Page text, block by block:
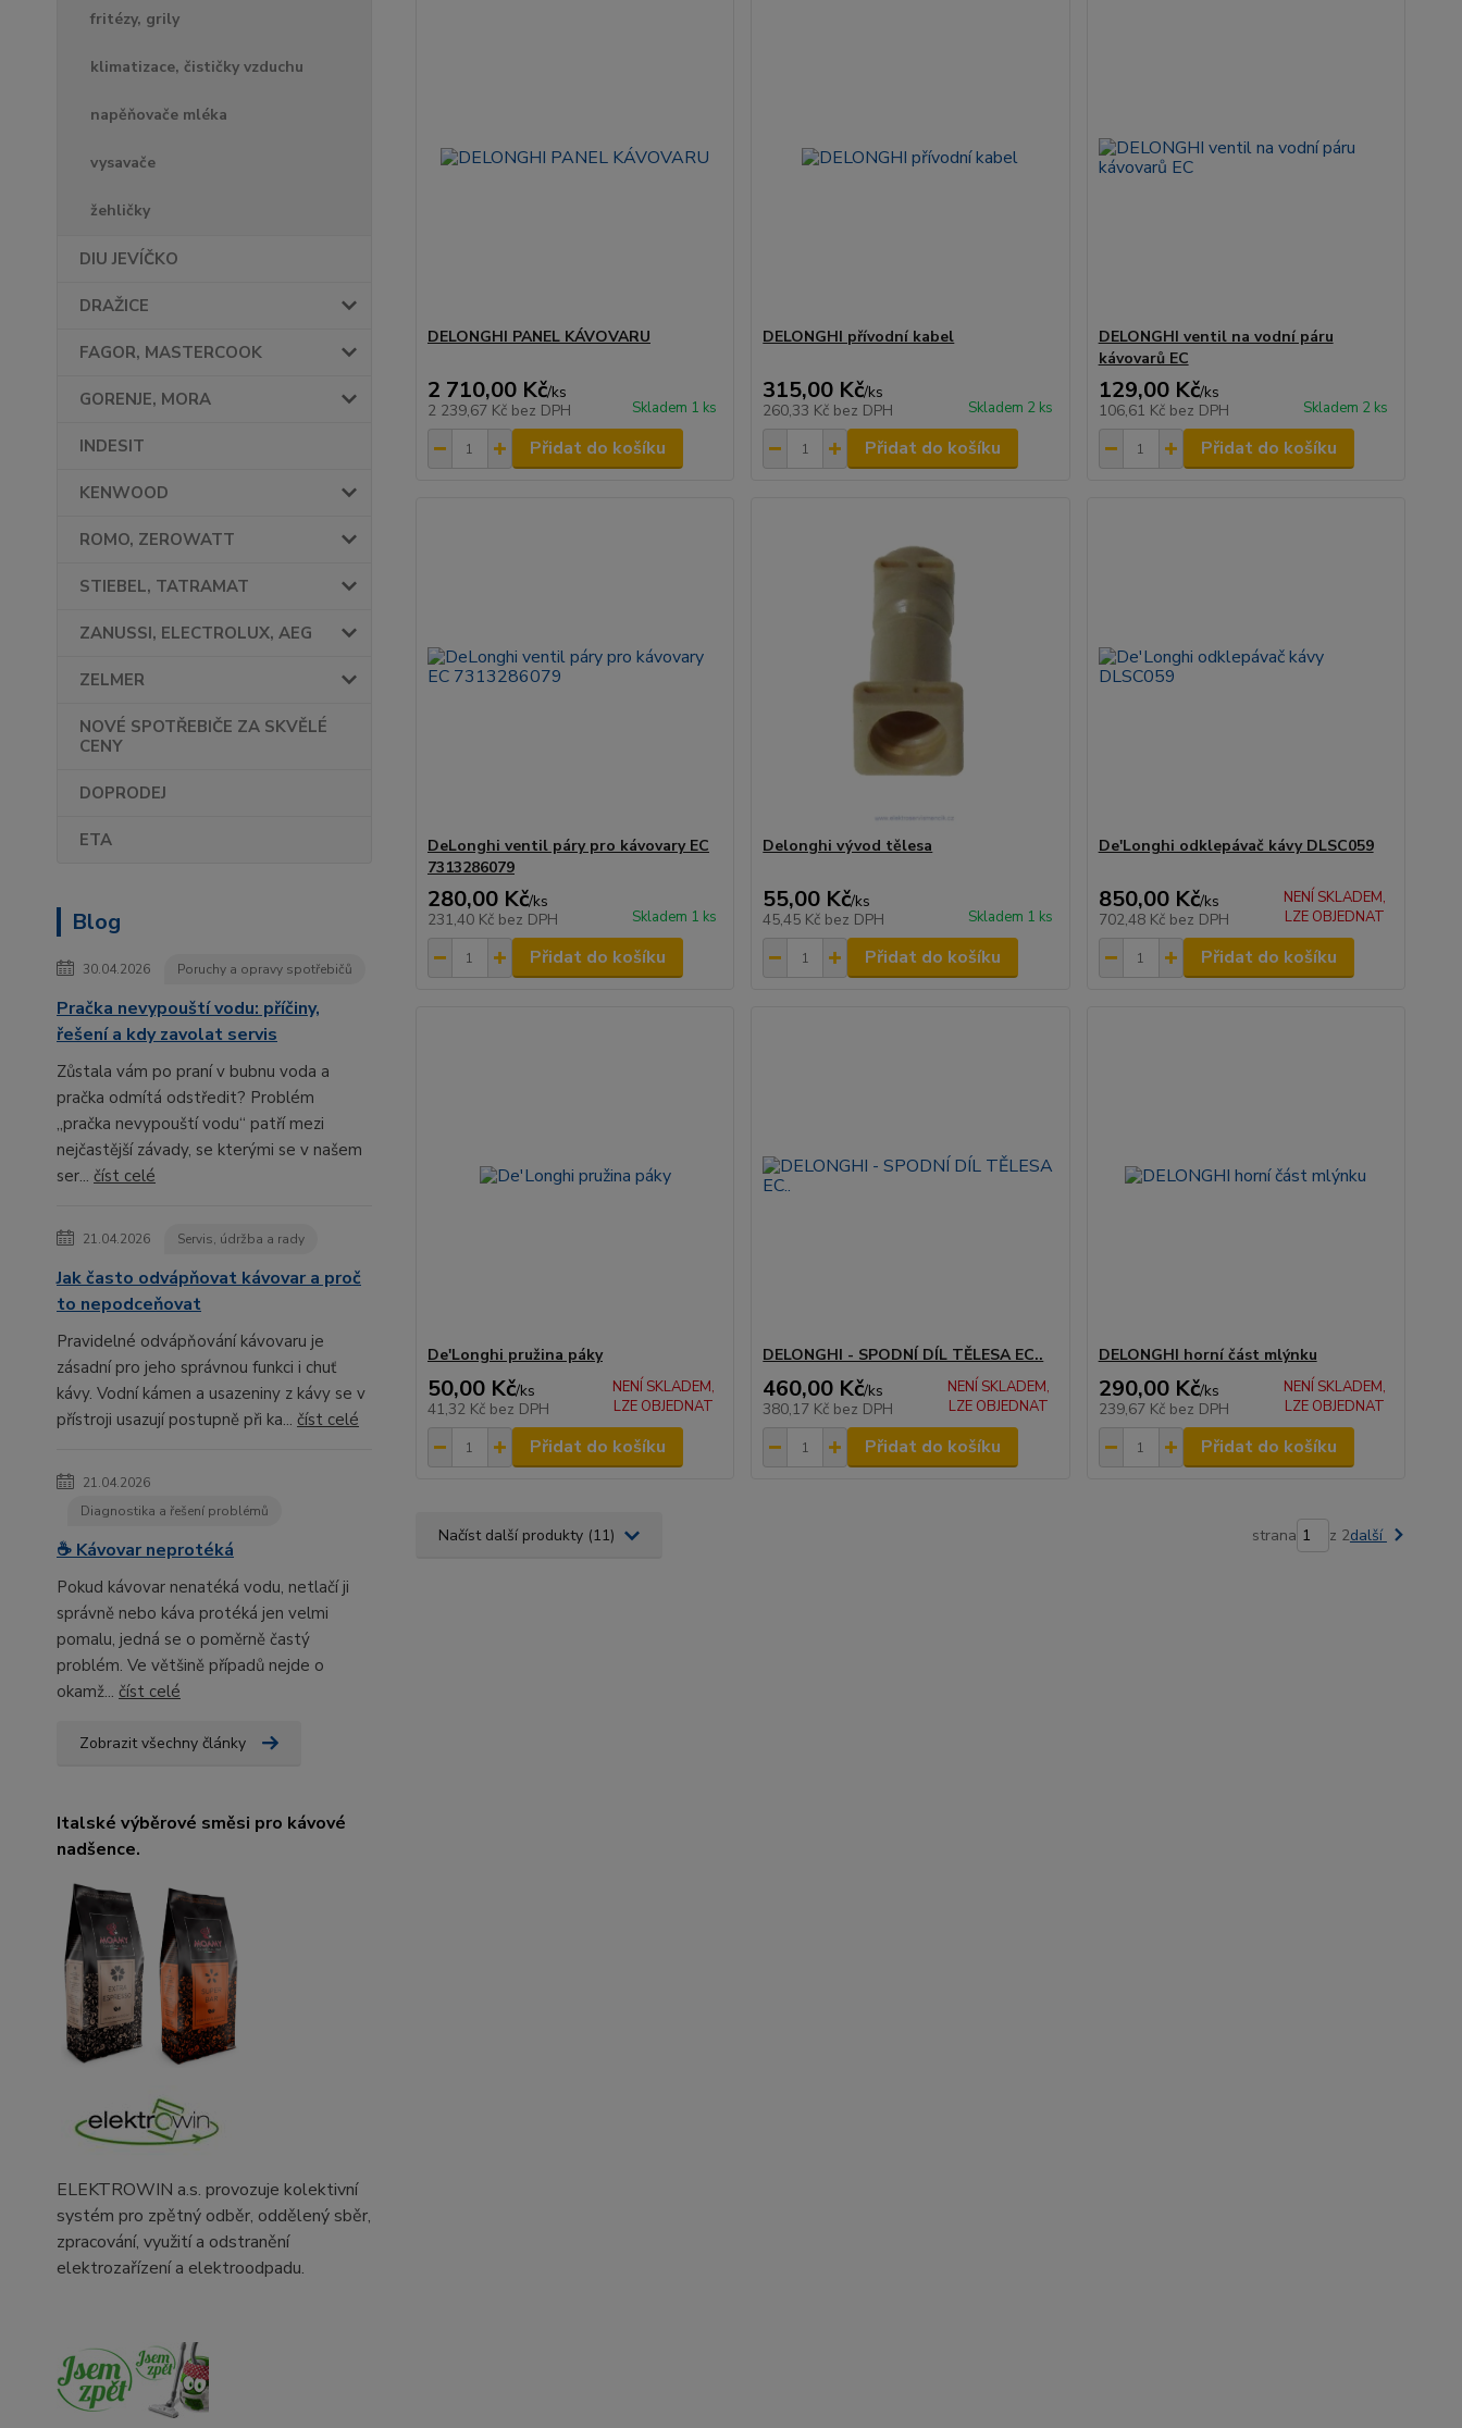
fritézy, grily
klimatizace, čističky vzduchu
napěňovače mléka
vysavače
žehličky
DIU JEVÍČKO
DRAŽICE
FAGOR, MASTERCOOK
GORENJE, MORA
INDESIT
KENWOOD
ROMO, ZEROWATT
STIEBEL, TATRAMAT
ZANUSSI, ELECTROLUX, AEG
ZELMER
NOVÉ SPOTŘEBIČE ZA SKVĚLÉ
CENY
DOPRODEJ
ETA
Blog
30.04.2026 Poruchy a opravy spotřebičů
Pračka nevypouští vodu: příčiny,
řešení a kdy zavolat servis
Zůstala vám po praní v bubnu voda a
pračka odmítá odstředit? Problém
„pračka nevypouští vodu“ patří mezi
nejčastější závady, se kterými se v našem
ser... číst celé
21.04.2026 Servis, údržba a rady
Jak často odvápňovat kávovar a proč
to nepodceňovat
Pravidelné odvápňování kávovaru je
zásadní pro jeho správnou funkci i chuť
kávy. Vodní kámen a usazeniny z kávy se v
přístroji usazují postupně při ka... číst celé
21.04.2026
Diagnostika a řešení problémů
☕ Kávovar neprotéká
Pokud kávovar nenatéká vodu, netlačí ji
správně nebo káva protéká jen velmi
pomalu, jedná se o poměrně častý
problém. Ve většině případů nejde o
okamž... číst celé
Zobrazit všechny články
Italské výběrové směsi pro kávové
nadšence.
ELEKTROWIN a.s. provozuje kolektivní
systém pro zpětný odběr, oddělený sběr,
zpracování, využití a odstranění
elektrozařízení a elektroodpadu.
DELONGHI PANEL KÁVOVARU
2 710,00 Kč/ks
2 239,67 Kč bez DPH Skladem 1 ks
Přidat do košíku
DELONGHI přívodní kabel
315,00 Kč/ks
260,33 Kč bez DPH Skladem 2 ks
Přidat do košíku
DELONGHI ventil na vodní páru
kávovarů EC
129,00 Kč/ks
106,61 Kč bez DPH Skladem 2 ks
Přidat do košíku
DeLonghi ventil páry pro kávovary EC
7313286079
280,00 Kč/ks
231,40 Kč bez DPH Skladem 1 ks
Přidat do košíku
Delonghi vývod tělesa
55,00 Kč/ks
45,45 Kč bez DPH Skladem 1 ks
Přidat do košíku
De'Longhi odklepávač kávy DLSC059
850,00 Kč/ks
702,48 Kč bez DPH
NENÍ SKLADEM,
LZE OBJEDNAT
Přidat do košíku
De'Longhi pružina páky
50,00 Kč/ks
41,32 Kč bez DPH
NENÍ SKLADEM,
LZE OBJEDNAT
Přidat do košíku
DELONGHI - SPODNÍ DÍL TĚLESA EC..
460,00 Kč/ks
380,17 Kč bez DPH
NENÍ SKLADEM,
LZE OBJEDNAT
Přidat do košíku
DELONGHI horní část mlýnku
290,00 Kč/ks
239,67 Kč bez DPH
NENÍ SKLADEM,
LZE OBJEDNAT
Přidat do košíku
Načíst další produkty (11) strana z 2další